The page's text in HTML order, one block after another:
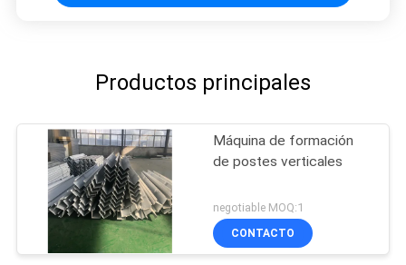
Productos principales
Máquina de formación
de postes verticales
negotiable MOQ:1
CONTACTO